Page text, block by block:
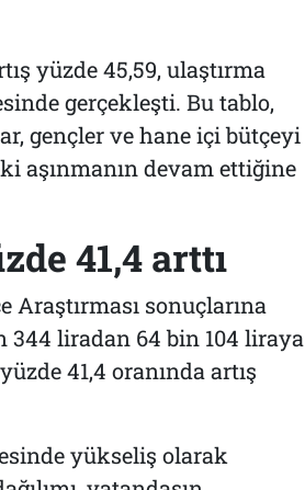
yüzde 45,59, ulaştırma
gerçekleşti. Bu tablo,
gençler ve hane içi bütçeyi
aşınmanın devam ettiğine
41,4 arttı
Araştırması sonuçlarına
344 liradan 64 bin 104 liraya
41,4 oranında artış
yükseliş olarak